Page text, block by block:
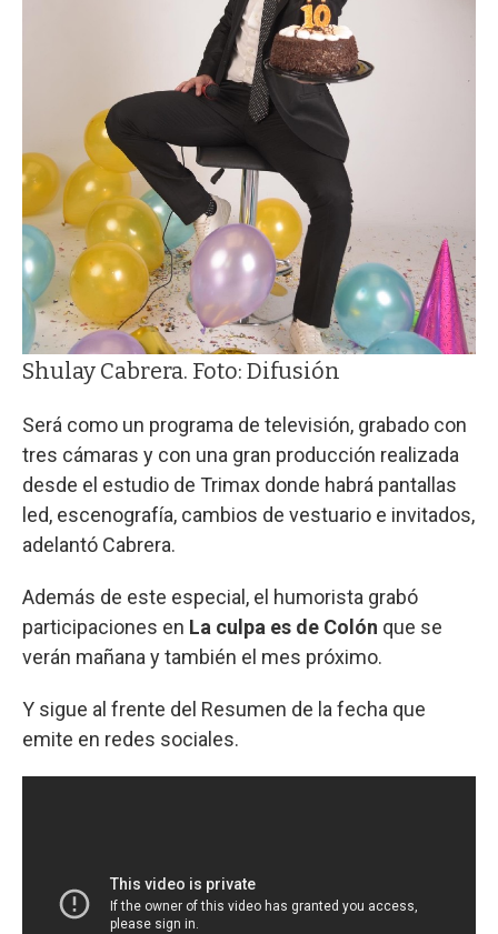
Shulay Cabrera. Foto: Difusión
Será como un programa de televisión, grabado con
tres cámaras y con una gran producción realizada
desde el estudio de Trimax donde habrá pantallas
led, escenografía, cambios de vestuario e invitados,
adelantó Cabrera.
Además de este especial, el humorista grabó
participaciones en La culpa es de Colón que se
verán mañana y también el mes próximo.
Y sigue al frente del Resumen de la fecha que
emite en redes sociales.